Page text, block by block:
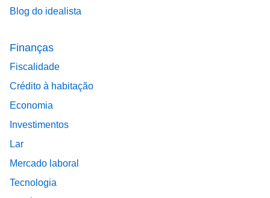
Blog do idealista
Finanças
Fiscalidade
Crédito à habitação
Economia
Investimentos
Lar
Mercado laboral
Tecnologia